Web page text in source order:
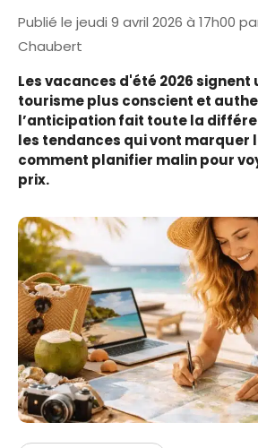
Publié le jeudi 9 avril 2026 à 17h00
Chaubert
Les vacances d'été 2026 signent
tourisme plus conscient et
l’anticipation fait toute la
les tendances qui vont marquer
comment planifier malin pour
prix.